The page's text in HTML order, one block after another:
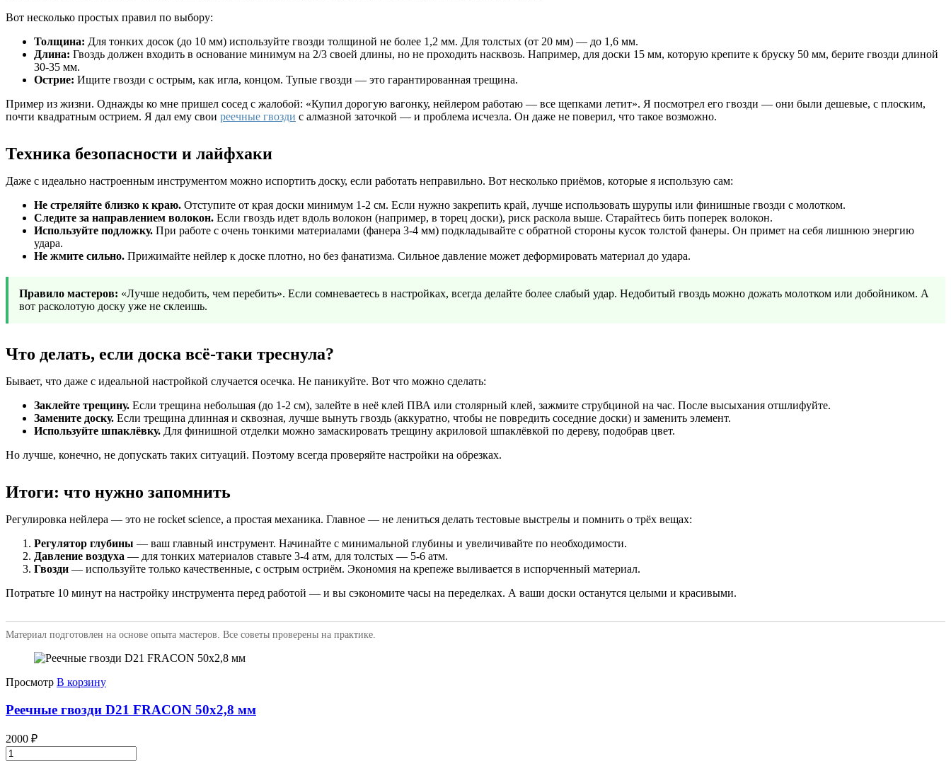
Вот несколько простых правил по выбору:
Толщина: Для тонких досок (до 10 мм) используйте гвозди толщиной не более 1,2 мм. Для толстых (от 20 мм) — до 1,6 мм.
Длина: Гвоздь должен входить в основание минимум на 2/3 своей длины, но не проходить насквозь. Например, для доски 15 мм, которую крепите к бруску 50 мм, берите гвозди длиной
30-35 мм.
Острие: Ищите гвозди с острым, как игла, концом. Тупые гвозди — это гарантированная трещина.
Пример из жизни. Однажды ко мне пришел сосед с жалобой: «Купил дорогую вагонку, нейлером работаю — все щепками летит». Я посмотрел его гвозди — они были дешевые, с плоским,
почти квадратным острием. Я дал ему свои реечные гвозди с алмазной заточкой — и проблема исчезла. Он даже не поверил, что такое возможно.
Техника безопасности и лайфхаки
Даже с идеально настроенным инструментом можно испортить доску, если работать неправильно. Вот несколько приёмов, которые я использую сам:
Не стреляйте близко к краю. Отступите от края доски минимум 1-2 см. Если нужно закрепить край, лучше использовать шурупы или финишные гвозди с молотком.
Следите за направлением волокон. Если гвоздь идет вдоль волокон (например, в торец доски), риск раскола выше. Старайтесь бить поперек волокон.
Используйте подложку. При работе с очень тонкими материалами (фанера 3-4 мм) подкладывайте с обратной стороны кусок толстой фанеры. Он примет на себя лишнюю энергию
удара.
Не жмите сильно. Прижимайте нейлер к доске плотно, но без фанатизма. Сильное давление может деформировать материал до удара.
Правило мастеров: «Лучше недобить, чем перебить». Если сомневаетесь в настройках, всегда делайте более слабый удар. Недобитый гвоздь можно дожать молотком или добойником. А
вот расколотую доску уже не склеишь.
Что делать, если доска всё-таки треснула?
Бывает, что даже с идеальной настройкой случается осечка. Не паникуйте. Вот что можно сделать:
Заклейте трещину. Если трещина небольшая (до 1-2 см), залейте в неё клей ПВА или столярный клей, зажмите струбциной на час. После высыхания отшлифуйте.
Замените доску. Если трещина длинная и сквозная, лучше вынуть гвоздь (аккуратно, чтобы не повредить соседние доски) и заменить элемент.
Используйте шпаклёвку. Для финишной отделки можно замаскировать трещину акриловой шпаклёвкой по дереву, подобрав цвет.
Но лучше, конечно, не допускать таких ситуаций. Поэтому всегда проверяйте настройки на обрезках.
Итоги: что нужно запомнить
Регулировка нейлера — это не rocket science, а простая механика. Главное — не лениться делать тестовые выстрелы и помнить о трёх вещах:
Регулятор глубины — ваш главный инструмент. Начинайте с минимальной глубины и увеличивайте по необходимости.
Давление воздуха — для тонких материалов ставьте 3-4 атм, для толстых — 5-6 атм.
Гвозди — используйте только качественные, с острым остриём. Экономия на крепеже выливается в испорченный материал.
Потратьте 10 минут на настройку инструмента перед работой — и вы сэкономите часы на переделках. А ваши доски останутся целыми и красивыми.
Материал подготовлен на основе опыта мастеров. Все советы проверены на практике.
Просмотр В корзину
Реечные гвозди D21 FRACON 50x2,8 мм
2000 ₽